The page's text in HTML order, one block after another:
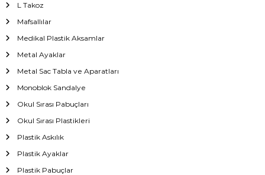
L Takoz
Mafsallılar
Medikal Plastik Aksamlar
Metal Ayaklar
Metal Sac Tabla ve Aparatları
Monoblok Sandalye
Okul Sırası Pabuçları
Okul Sırası Plastikleri
Plastik Askılık
Plastik Ayaklar
Plastik Pabuçlar